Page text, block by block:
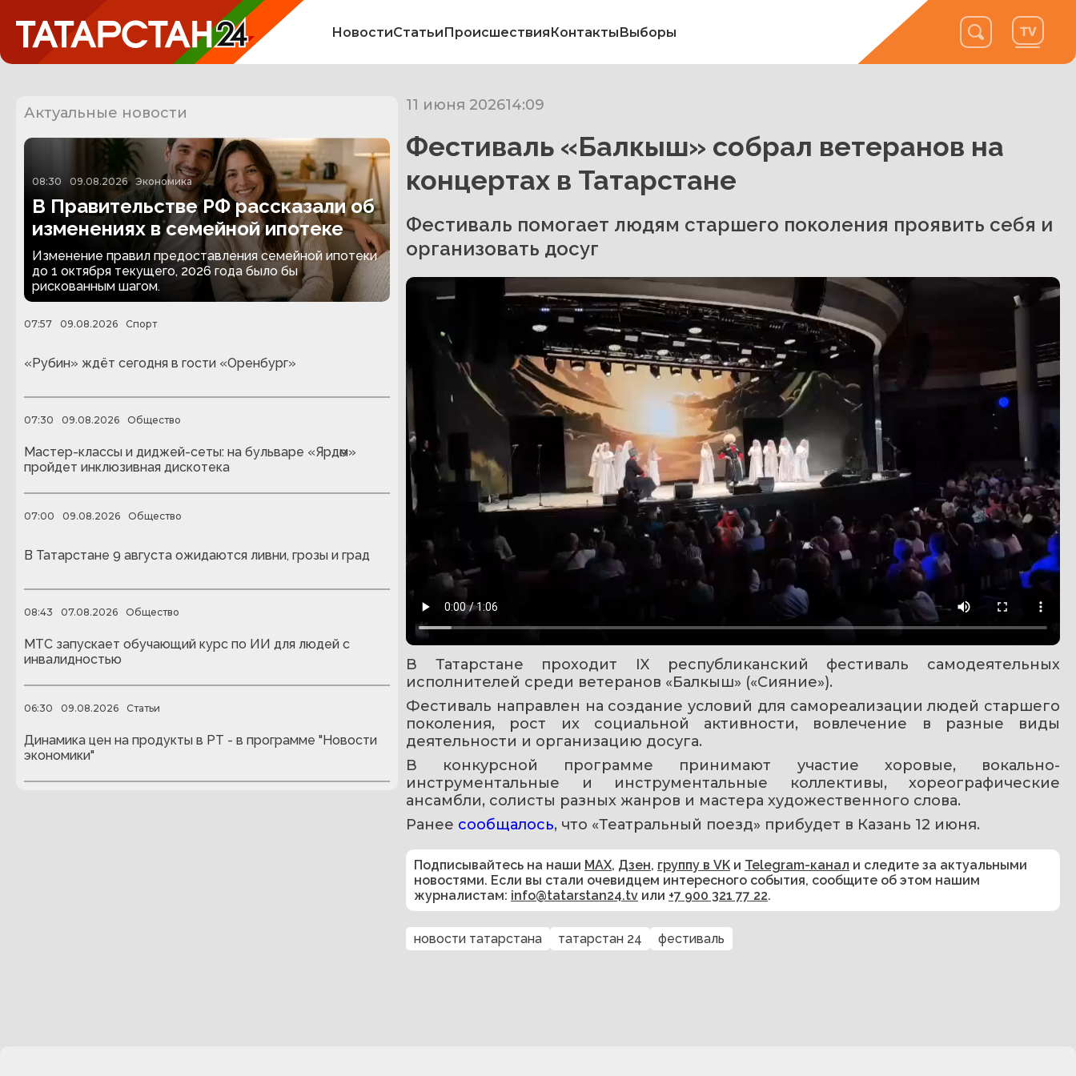
НовостиСтатьиПроисшествияКонтактыВыборы
Актуальные новости
08:30 09.08.2026 Экономика
В Правительстве РФ рассказали об
изменениях в семейной ипотеке
Изменение правил предоставления семейной ипотеки
до 1 октября текущего, 2026 года было бы
рискованным шагом.
07:57 09.08.2026 Спорт
«Рубин» ждёт сегодня в гости «Оренбург»
07:30 09.08.2026 Общество
Мастер-классы и диджей-сеты: на бульваре «Ярдәм»
пройдет инклюзивная дискотека
07:00 09.08.2026 Общество
В Татарстане 9 августа ожидаются ливни, грозы и град
08:43 07.08.2026 Общество
МТС запускает обучающий курс по ИИ для людей с
инвалидностью
06:30 09.08.2026 Статьи
Динамика цен на продукты в РТ - в программе "Новости
экономики"
11 июня 202614:09
Фестиваль «Балкыш» собрал ветеранов на
концертах в Татарстане
Фестиваль помогает людям старшего поколения проявить себя и
организовать досуг
В Татарстане проходит IX республиканский фестиваль самодеятельных
исполнителей среди ветеранов «Балкыш» («Сияние»).
Фестиваль направлен на создание условий для самореализации людей старшего
поколения, рост их социальной активности, вовлечение в разные виды
деятельности и организацию досуга.
В конкурсной программе принимают участие хоровые, вокально-
инструментальные и инструментальные коллективы, хореографические
ансамбли, солисты разных жанров и мастера художественного слова.
Ранее сообщалось, что «Театральный поезд» прибудет в Казань 12 июня.
Подписывайтесь на наши MAX, Дзен, группу в VK и Telegram-канал и следите за актуальными
новостями. Если вы стали очевидцем интересного события, сообщите об этом нашим
журналистам: info@tatarstan24.tv или +7 900 321 77 22.
новости татарстана татарстан 24 фестиваль